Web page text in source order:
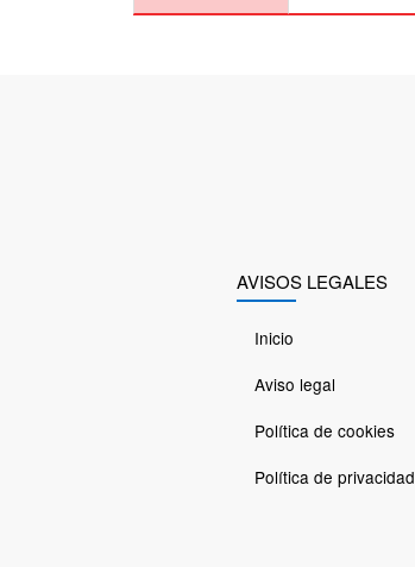
AVISOS LEGALES
Inicio
Aviso legal
Política de cookies
Política de privacidad